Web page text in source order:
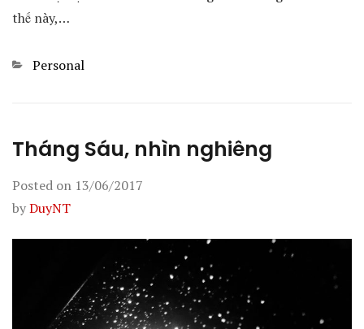
thế này,…
Categories
Personal
Tháng Sáu, nhìn nghiêng
Posted on 13/06/2017
byDuyNT